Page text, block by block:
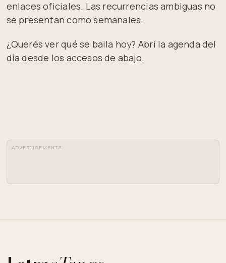
enlaces oficiales. Las recurrencias ambiguas no
se presentan como semanales.
¿Querés ver qué se baila hoy? Abrí la agenda del
día desde los accesos de abajo.
ADVERTISEMENTS